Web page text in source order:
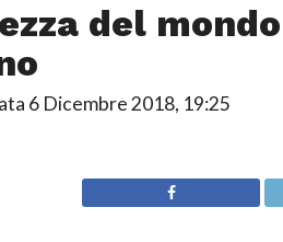
del
6 Dicembre 2018, 19:25